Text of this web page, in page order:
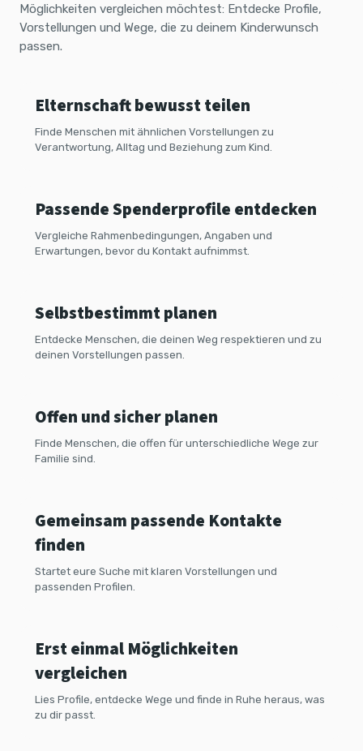
Möglichkeiten vergleichen möchtest: Entdecke Profile,
Vorstellungen und Wege, die zu deinem Kinderwunsch
passen.Co-Parenting
Elternschaft bewusst teilen
Finde Menschen mit ähnlichen Vorstellungen zu
Verantwortung, Alltag und Beziehung zum Kind.
Samenspende
Passende Spenderprofile entdecken
Vergleiche Rahmenbedingungen, Angaben und
Erwartungen, bevor du Kontakt aufnimmst.
Solo mit Kinderwunsch
Selbstbestimmt planen
Entdecke Menschen, die deinen Weg respektieren und zu
deinen Vorstellungen passen.
LGBTQ+ Familienplanung
Offen und sicher planen
Finde Menschen, die offen für unterschiedliche Wege zur
Familie sind.
Paare mit Kinderwunsch
Gemeinsam passende Kontakte
finden
Startet eure Suche mit klaren Vorstellungen und
passenden Profilen.
Noch unsicher?
Erst einmal Möglichkeiten
vergleichen
Lies Profile, entdecke Wege und finde in Ruhe heraus, was
zu dir passt.